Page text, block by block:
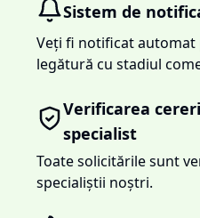
Sistem de
Veți fi notificat automat
legătură cu stadiul
Verificarea
specialist
Toate solicitările sunt
specialiștii noștri.